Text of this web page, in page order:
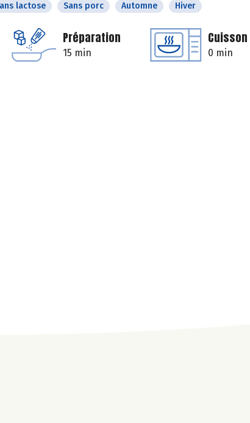
lactose Sans porc Automne Hiver
Préparation
15 min
Cuisson
0 min